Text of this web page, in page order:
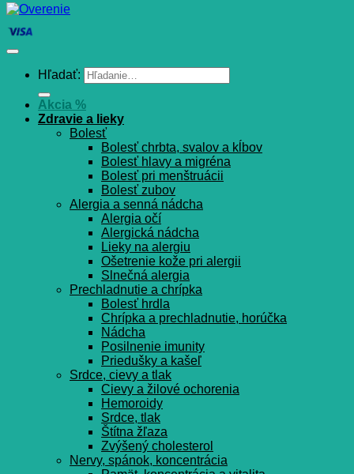
Hľadať:
Akcia %
Zdravie a lieky
Bolesť
Bolesť chrbta, svalov a kĺbov
Bolesť hlavy a migréna
Bolesť pri menštruácii
Bolesť zubov
Alergia a senná nádcha
Alergia očí
Alergická nádcha
Lieky na alergiu
Ošetrenie kože pri alergii
Slnečná alergia
Prechladnutie a chrípka
Bolesť hrdla
Chrípka a prechladnutie, horúčka
Nádcha
Posilnenie imunity
Priedušky a kašeľ
Srdce, cievy a tlak
Cievy a žilové ochorenia
Hemoroidy
Srdce, tlak
Štítna žľaza
Zvýšený cholesterol
Nervy, spánok, koncentrácia